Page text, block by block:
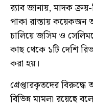
র‌্যাব জানায়, মাদক
পাকা রাস্তায় কয়েকজন
চালিয়ে জসিম ও
কাছ থেকে ১টি দেশি
করা হয়।
গ্রেপ্তারকৃতদের
বিভিন্ন মামলা রয়েছে